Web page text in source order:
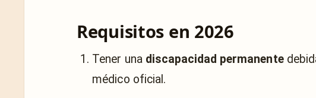
Requisitos en 2026
Tener una discapacidad permanente
médico oficial.